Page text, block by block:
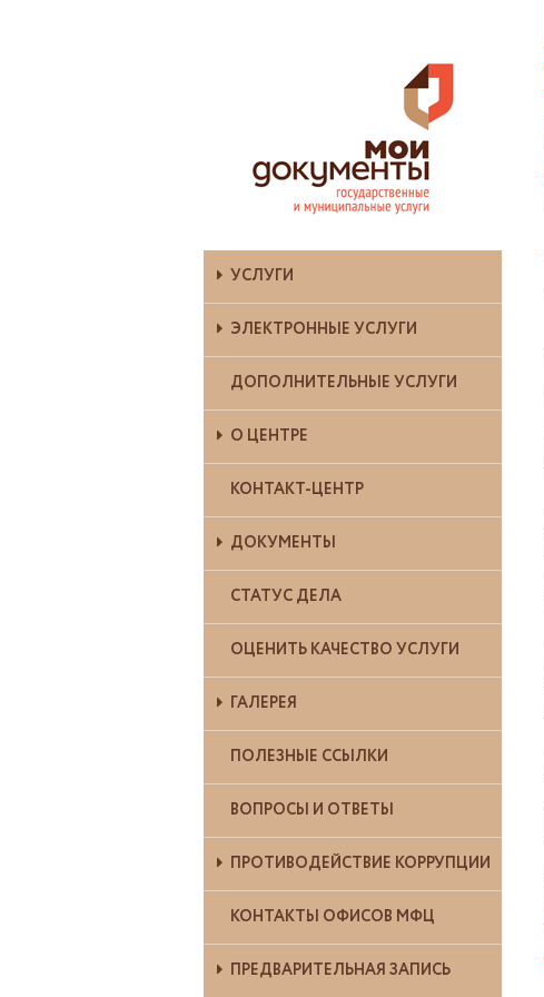
УСЛУГИ
ЭЛЕКТРОННЫЕ УСЛУГИ
ДОПОЛНИТЕЛЬНЫЕ УСЛУГИ
О ЦЕНТРЕ
КОНТАКТ-ЦЕНТР
ДОКУМЕНТЫ
СТАТУС ДЕЛА
ОЦЕНИТЬ КАЧЕСТВО УСЛУГИ
ГАЛЕРЕЯ
ПОЛЕЗНЫЕ ССЫЛКИ
ВОПРОСЫ И ОТВЕТЫ
ПРОТИВОДЕЙСТВИЕ КОРРУПЦИИ
КОНТАКТЫ ОФИСОВ МФЦ
ПРЕДВАРИТЕЛЬНАЯ ЗАПИСЬ